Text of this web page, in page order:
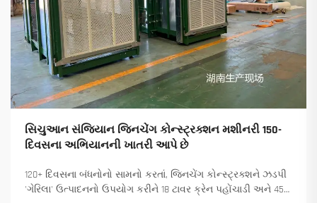
સિચુઆન સંજિયાન જિનચેંગ કોન્સ્ટ્રક્શન મશીનરી 150-
દિવસના અભિયાનની ખાતરી આપે છે
120+ દિવસના બંધનોનો સામનો કરતાં, જિનચેંગ કોન્સ્ટ્રક્શને ઝડપી
'ગેરિલા' ઉત્પાદનનો ઉપયોગ કરીને 18 ટાવર ક્રેન પહોંચાડી અને 45+